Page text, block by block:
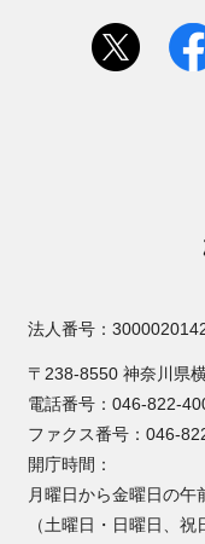
法人番号：
〒238-8550 神奈川県
電話番号：046-822-
ファクス番号：046-
開庁時間：
月曜日から金曜日の
（土曜日・日曜日、祝